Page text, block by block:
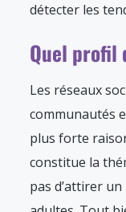
détecter les
Quel profil
Les réseaux
communautés
plus forte
constitue la
pas d’attirer